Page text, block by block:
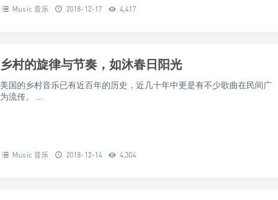
Music 音乐 2018-12-17 4,417
乡村的旋律与节奏，如沐春日阳光
美国的乡村音乐已有近百年的历史，近几十年中更是有不少歌曲在民间广
为流传。 ...
Music 音乐 2018-12-14 4,304